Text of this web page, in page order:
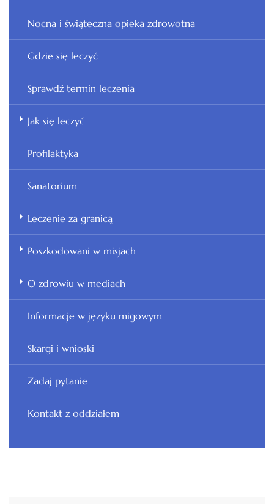
Nocna i świąteczna opieka zdrowotna
Gdzie się leczyć
Sprawdź termin leczenia
Jak się leczyć
Profilaktyka
Sanatorium
Leczenie za granicą
Poszkodowani w misjach
O zdrowiu w mediach
Informacje w języku migowym
Skargi i wnioski
Zadaj pytanie
Kontakt z oddziałem